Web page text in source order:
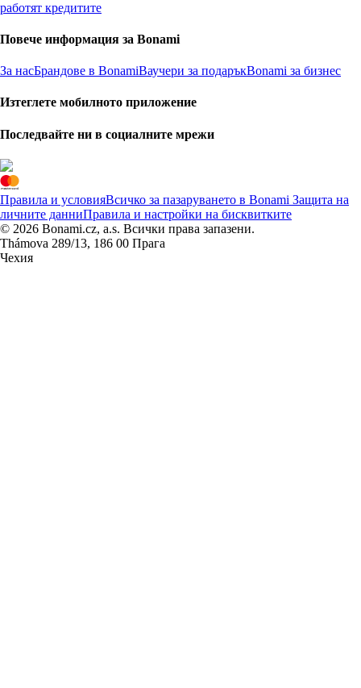
работят кредитите
Повече информация за Bonami
За насБрандове в BonamiВаучери за подаръкBonami за бизнес
Изтеглете мобилното приложение
Последвайте ни в социалните мрежи
Правила и условияВсичко за пазаруването в Bonami Защита на
личните данниПравила и настройки на бисквитките
© 2026 Bonami.cz, a.s. Всички права запазени.
Thámova 289/13, 186 00 Прага
Чехия